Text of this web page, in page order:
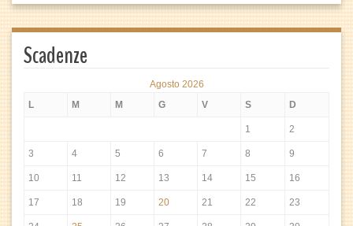
Scadenze
Agosto 2026
L
M M G V S D
1 2
3 4 5 6 7 8 9
10 11 12 13 14 15 16
17 18 19 20 21 22 23